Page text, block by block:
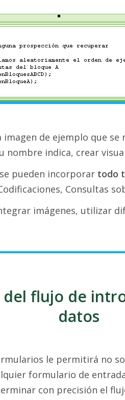
imagen de ejemplo que
nombre indica, crear
pueden incorporar todo
Consultas
imágenes, utilizar
flujo de
datos
le permitirá no
formulario de
con precisión el